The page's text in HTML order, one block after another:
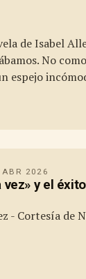
de Isabel
No
espejo
2026
vez» y el
- Cortesía de